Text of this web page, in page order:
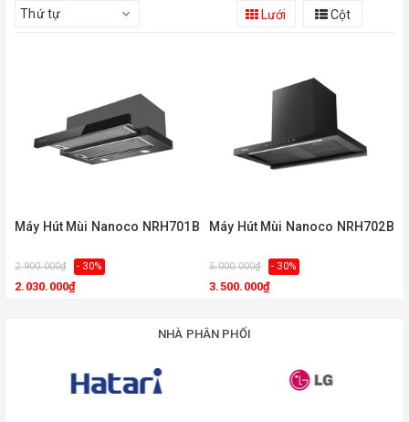
Thứ tự
Lưới
Cột
Máy Hút Mùi Nanoco NRH701B
2.900.000₫ - 30%
2.030.000₫
Máy Hút Mùi Nanoco NRH702B
5.000.000₫ - 30%
3.500.000₫
NHÀ PHÂN PHỐI